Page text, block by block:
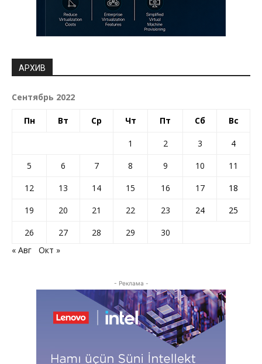
АРХИВ
Сентябрь 2022
Пн Вт Ср Чт Пт Сб Вс
1 2 3
4
5
6 7 8 9 10
11
12
13 14 15 16 17
18
19
20 21 22 23 24
25
26
27 28 29
30
« Авг
Окт »
- Реклама -